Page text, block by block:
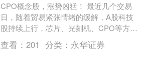
CPO概念股，涨势凶猛！ 最近几个交易
日，随着贸易紧张情绪的缓解，A股科技
股持续上行，芯片、光刻机、CPO等方向
领涨。今日（10月27日）盘中，上述板块
再度拉升....
查看： 201 分类： 永华证券